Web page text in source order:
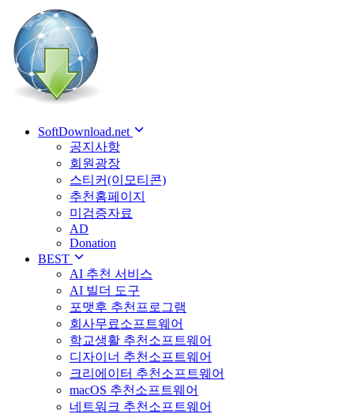
SoftDownload.net
공지사항
회원광장
스티커(이모티콘)
추천홈페이지
미검증자료
AD
Donation
BEST
AI 추천 서비스
AI 빌더 도구
포맷후 추천프로그램
회사무료소프트웨어
학교생활 추천소프트웨어
디자이너 추천소프트웨어
크리에이터 추천소프트웨어
macOS 추천소프트웨어
네트워크 추천소프트웨어